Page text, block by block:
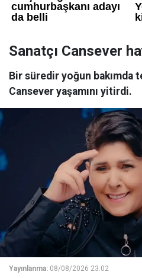
Sanatçı Cansever
Bir süredir yoğun bakımda
Cansever yaşamını yitirdi.
Yayınlanma: 08/08/2026 23:02